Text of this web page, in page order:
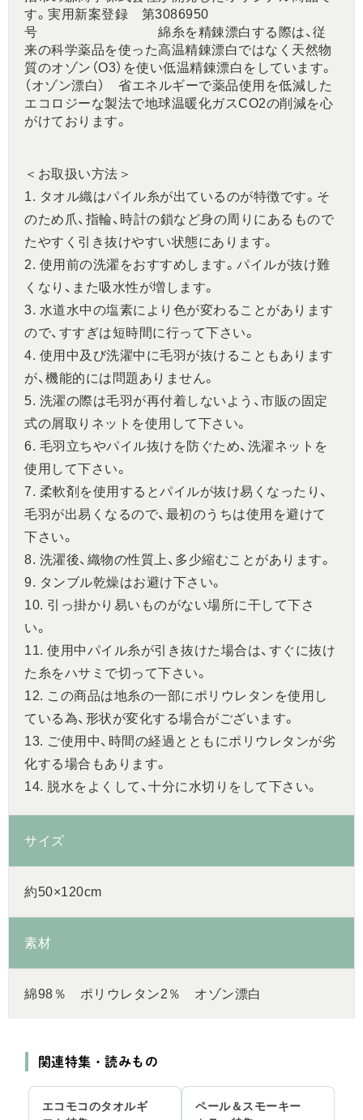
す。実用新案登録 第3086950
号 綿糸を精錬漂白する際は、従
来の科学薬品を使った高温精錬漂白ではなく天然物
質のオゾン（O3）を使い低温精錬漂白をしています。
（オゾン漂白） 省エネルギーで薬品使用を低減した
エコロジーな製法で地球温暖化ガスCO2の削減を心
がけております。
＜お取扱い方法＞
1. タオル織はパイル糸が出ているのが特徴です。そ
のため爪、指輪、時計の鎖など身の周りにあるもので
たやすく引き抜けやすい状態にあります。
2. 使用前の洗濯をおすすめします。パイルが抜け難
くなり、また吸水性が増します。
3. 水道水中の塩素により色が変わることがあります
ので、すすぎは短時間に行って下さい。
4. 使用中及び洗濯中に毛羽が抜けることもあります
が、機能的には問題ありません。
5. 洗濯の際は毛羽が再付着しないよう、市販の固定
式の屑取りネットを使用して下さい。
6. 毛羽立ちやパイル抜けを防ぐため、洗濯ネットを
使用して下さい。
7. 柔軟剤を使用するとパイルが抜け易くなったり、
毛羽が出易くなるので、最初のうちは使用を避けて
下さい。
8. 洗濯後、織物の性質上、多少縮むことがあります。
9. タンブル乾燥はお避け下さい。
10. 引っ掛かり易いものがない場所に干して下さ
い。
11. 使用中パイル糸が引き抜けた場合は、すぐに抜け
た糸をハサミで切って下さい。
12. この商品は地糸の一部にポリウレタンを使用し
ている為、形状が変化する場合がございます。
13. ご使用中、時間の経過とともにポリウレタンが劣
化する場合もあります。
14. 脱水をよくして、十分に水切りをして下さい。
サイズ
約50×120cm
素材
綿98％ ポリウレタン2％ オゾン漂白
関連特集・読みもの
エコモコのタオルギ
ペール＆スモーキー